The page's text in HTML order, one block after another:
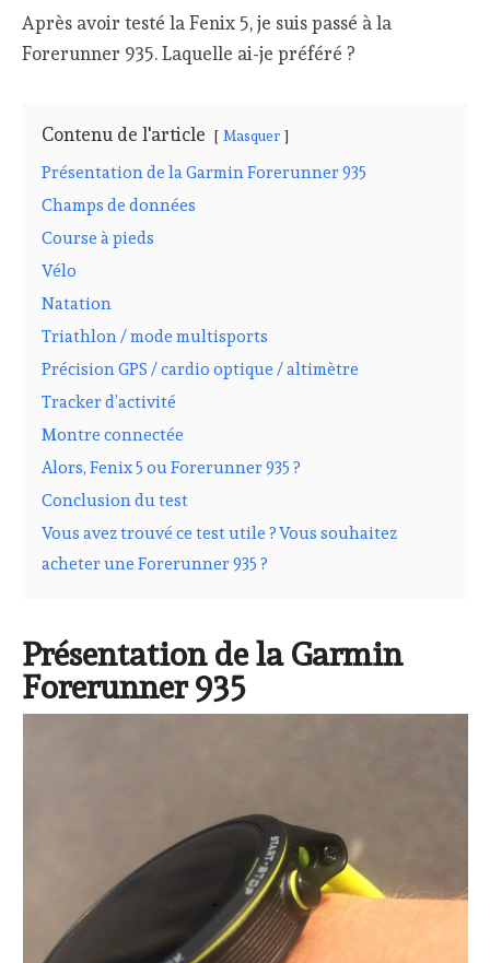
Après avoir testé la Fenix 5, je suis passé à la
Forerunner 935. Laquelle ai-je préféré ?
Contenu de l'article Masquer
Présentation de la Garmin Forerunner 935
Champs de données
Course à pieds
Vélo
Natation
Triathlon / mode multisports
Précision GPS / cardio optique / altimètre
Tracker d’activité
Montre connectée
Alors, Fenix 5 ou Forerunner 935 ?
Conclusion du test
Vous avez trouvé ce test utile ? Vous souhaitez
acheter une Forerunner 935 ?
Présentation de la Garmin
Forerunner 935